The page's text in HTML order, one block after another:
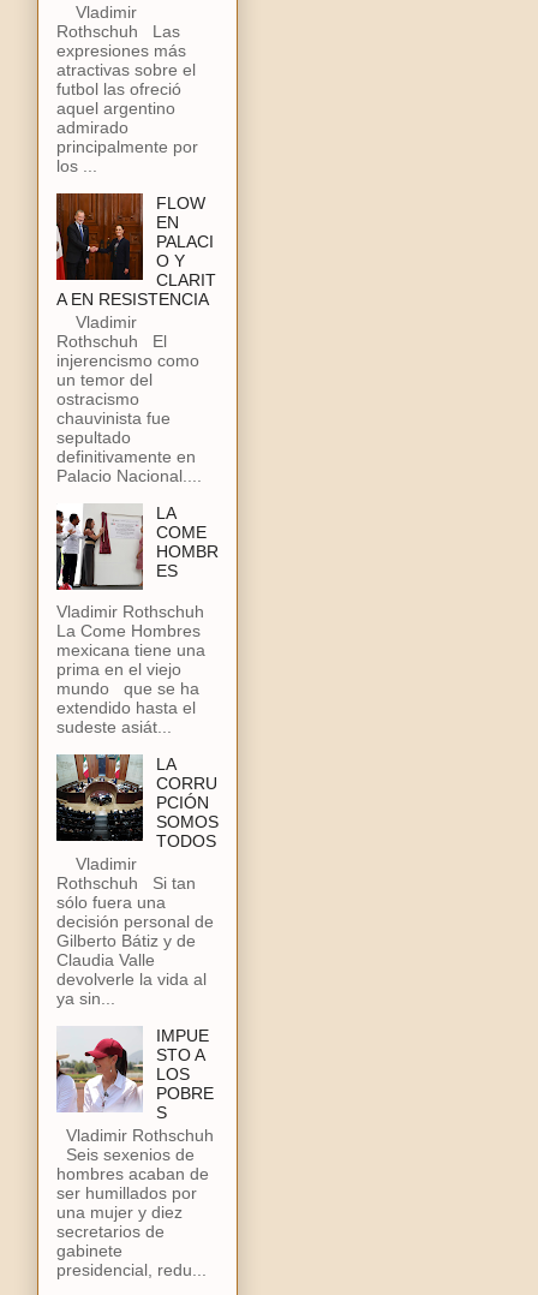
Vladimir
Rothschuh Las
expresiones más
atractivas sobre el
futbol las ofreció
aquel argentino
admirado
principalmente por
los ...
FLOW
EN
PALACI
O Y
CLARIT
A EN RESISTENCIA
Vladimir
Rothschuh El
injerencismo como
un temor del
ostracismo
chauvinista fue
sepultado
definitivamente en
Palacio Nacional....
LA
COME
HOMBR
ES
Vladimir Rothschuh
La Come Hombres
mexicana tiene una
prima en el viejo
mundo que se ha
extendido hasta el
sudeste asiát...
LA
CORRU
PCIÓN
SOMOS
TODOS
Vladimir
Rothschuh Si tan
sólo fuera una
decisión personal de
Gilberto Bátiz y de
Claudia Valle
devolverle la vida al
ya sin...
IMPUE
STO A
LOS
POBRE
S
Vladimir Rothschuh
Seis sexenios de
hombres acaban de
ser humillados por
una mujer y diez
secretarios de
gabinete
presidencial, redu...